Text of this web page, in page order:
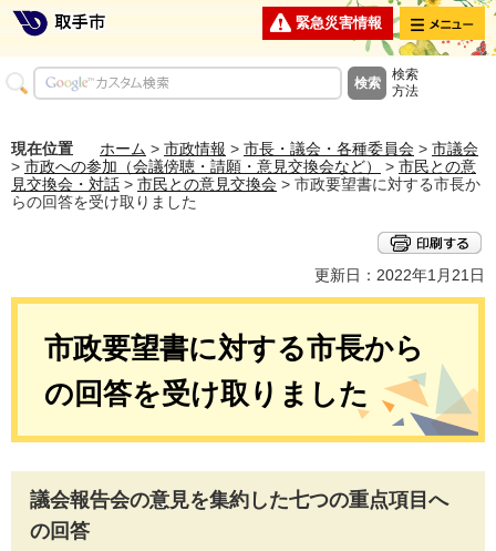
緊急災害情報 メニュー
検索
方法
現在位置 ホーム > 市政情報 > 市長・議会・各種委員会 > 市議会
> 市政への参加（会議傍聴・請願・意見交換会など） > 市民との意
見交換会・対話 > 市民との意見交換会 > 市政要望書に対する市長か
らの回答を受け取りました
更新日：2022年1月21日
市政要望書に対する市長から
の回答を受け取りました
議会報告会の意見を集約した七つの重点項目へ
の回答